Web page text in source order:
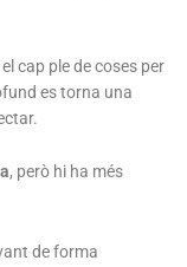
cap ple de coses per
es torna una
, però hi ha més
de forma